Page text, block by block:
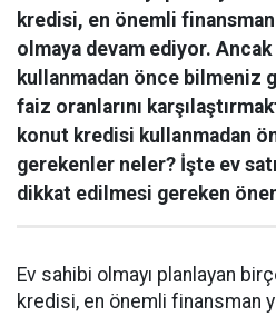
kredisi, en önemli
olmaya devam ediyor.
kullanmadan önce bilmeniz
faiz oranlarını
konut kredisi kullanmadan
gerekenler neler? İşte ev
dikkat edilmesi gereken
Ev sahibi olmayı planlayan
kredisi, en önemli finansman